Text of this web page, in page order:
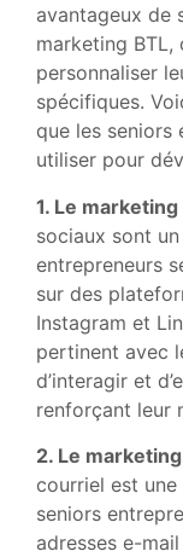
avantageux de
marketing
personnaliser
spécifiques.
que les seniors
utiliser pour
1. Le
sociaux sont
entrepreneurs
sur des
Instagram et
pertinent avec
d’interagir et
renforçant leur
2. Le
courriel est
seniors
adresses e-